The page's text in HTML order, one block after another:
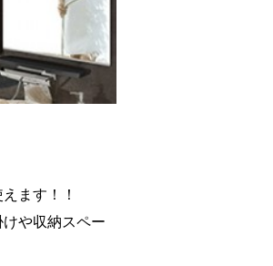
ます！！
や収納スペー